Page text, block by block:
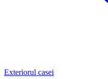
Exteriorul casei